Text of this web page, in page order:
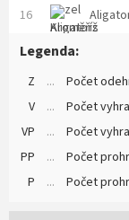
16
Legenda:
Z ...
Počet
V
...
Počet
VP
...
Počet
PP
...
Počet
P
... Počet